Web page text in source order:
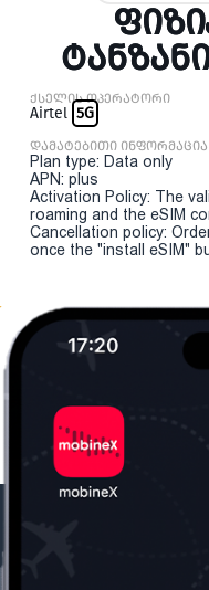
ქსელის ოპერატორი
Airtel 5G
დამატებითი ინფორმაცია
Plan type: Data only
APN: plus
Activation Policy: The
roaming and the eSIM
Cancellation policy:
once the "install eSIM"